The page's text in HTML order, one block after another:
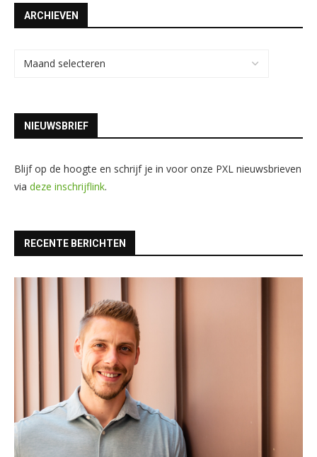
ARCHIEVEN
NIEUWSBRIEF
Blijf op de hoogte en schrijf je in voor onze PXL nieuwsbrieven
via deze inschrijflink.
RECENTE BERICHTEN